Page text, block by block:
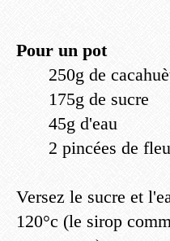
Pour un pot
250g de
175g de sucre
45g d'eau
2 pincées de
Versez le sucre et
120°c (le sirop